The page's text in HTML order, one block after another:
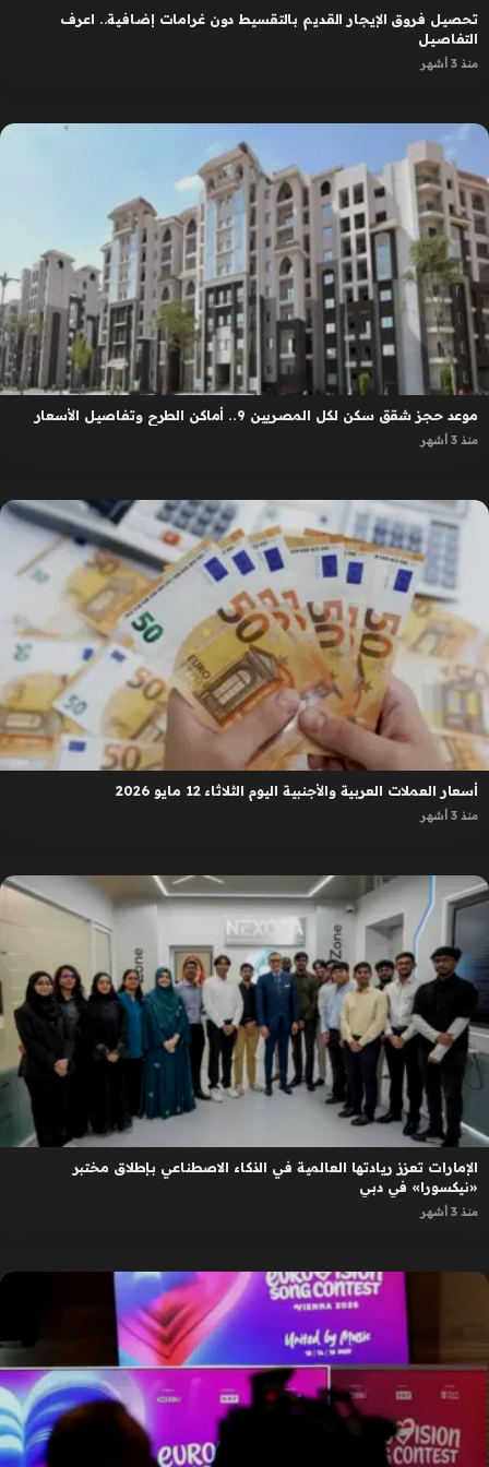
تحصيل فروق الإيجار القديم بالتقسيط دون غرامات إضافية.. اعرف
التفاصيل
منذ 3 أشهر
موعد حجز شقق سكن لكل المصريين 9.. أماكن الطرح وتفاصيل الأسعار
منذ 3 أشهر
أسعار العملات العربية والأجنبية اليوم الثلاثاء 12 مايو 2026
منذ 3 أشهر
الإمارات تعزز ريادتها العالمية في الذكاء الاصطناعي بإطلاق مختبر
«نيكسورا» في دبي
منذ 3 أشهر